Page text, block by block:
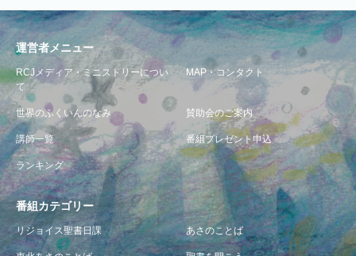
運営者メニュー
RCJメディア・ミニストリーについ
て
MAP・コンタクト
世界のふくいんのなみ 賛助会のご案内
講師一覧 番組プレゼント申込
ランキング
番組カテゴリー
リジョイス聖書日課 あさのことば